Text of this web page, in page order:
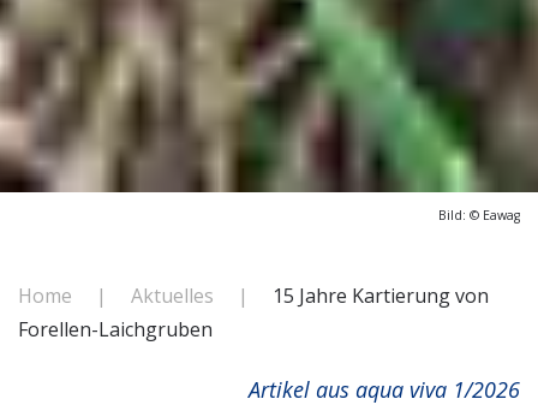
Bild: © Eawag
Home Aktuelles
15 Jahre Kartierung von
Forellen-Laichgruben
Artikel aus aqua viva 1/2026